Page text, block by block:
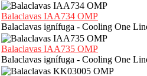
Balaclavas IAA734 OMP
Balaclavas ignífuga - Cooling One
Balaclavas IAA735 OMP
Balaclavas ignífuga - Cooling One